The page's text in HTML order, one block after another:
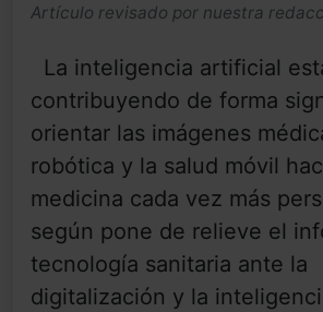
Artículo revisado por nuestra
La inteligencia artificial
contribuyendo de forma
orientar las imágenes
robótica y la salud móvil
medicina cada vez más
según pone de relieve el
tecnología sanitaria ante la
digitalización y la